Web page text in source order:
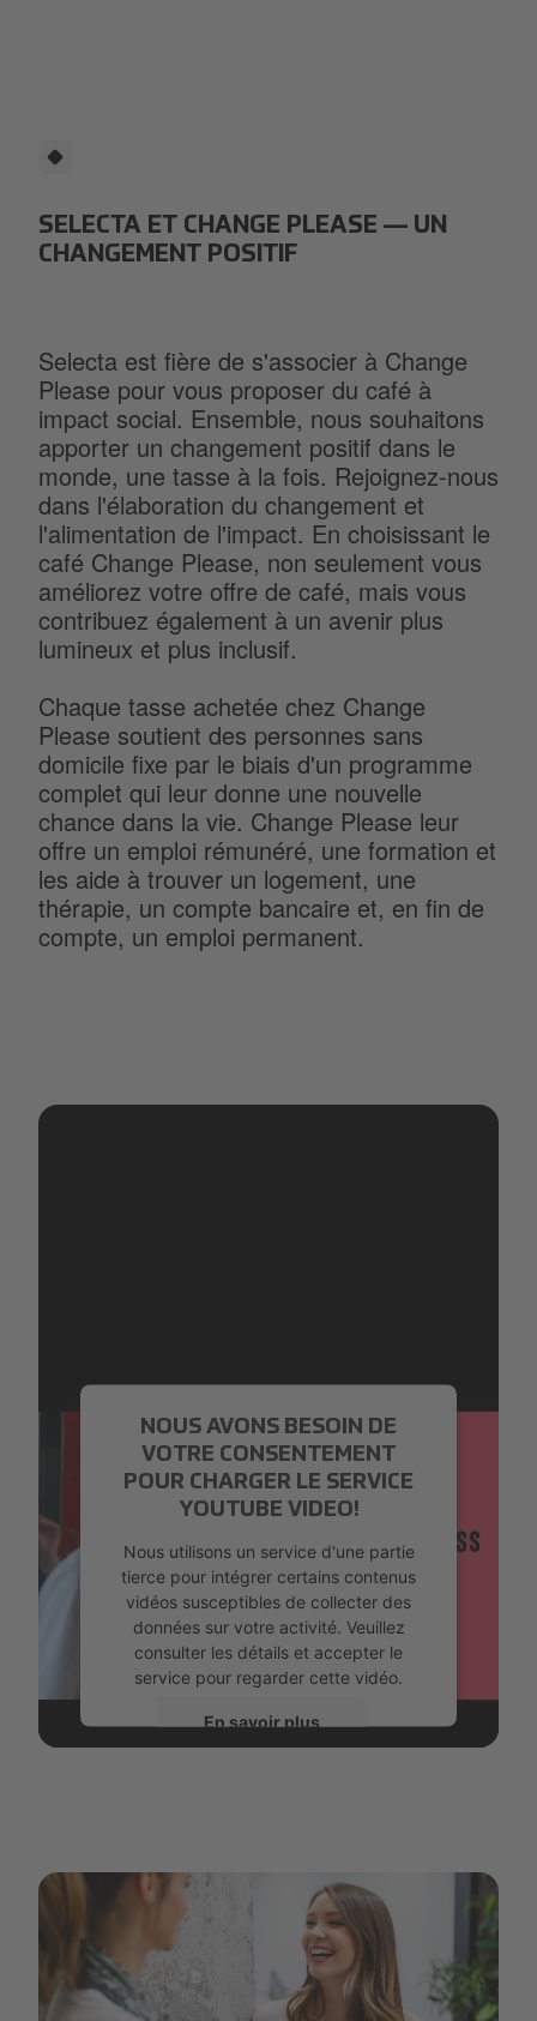
SELECTA ET CHANGE PLEASE — UN
CHANGEMENT POSITIF
Selecta est fière de s'associer à Change
Please pour vous proposer du café à
impact social. Ensemble, nous souhaitons
apporter un changement positif dans le
monde, une tasse à la fois. Rejoignez-nous
dans l'élaboration du changement et
l'alimentation de l'impact. En choisissant le
café Change Please, non seulement vous
améliorez votre offre de café, mais vous
contribuez également à un avenir plus
lumineux et plus inclusif.
Chaque tasse achetée chez Change
Please soutient des personnes sans
domicile fixe par le biais d'un programme
complet qui leur donne une nouvelle
chance dans la vie. Change Please leur
offre un emploi rémunéré, une formation et
les aide à trouver un logement, une
thérapie, un compte bancaire et, en fin de
compte, un emploi permanent.
NOUS AVONS BESOIN DE
VOTRE CONSENTEMENT
POUR CHARGER LE SERVICE
YOUTUBE VIDEO!
Nous utilisons un service d'une partie
tierce pour intégrer certains contenus
vidéos susceptibles de collecter des
données sur votre activité. Veuillez
consulter les détails et accepter le
service pour regarder cette vidéo.
En savoir plus